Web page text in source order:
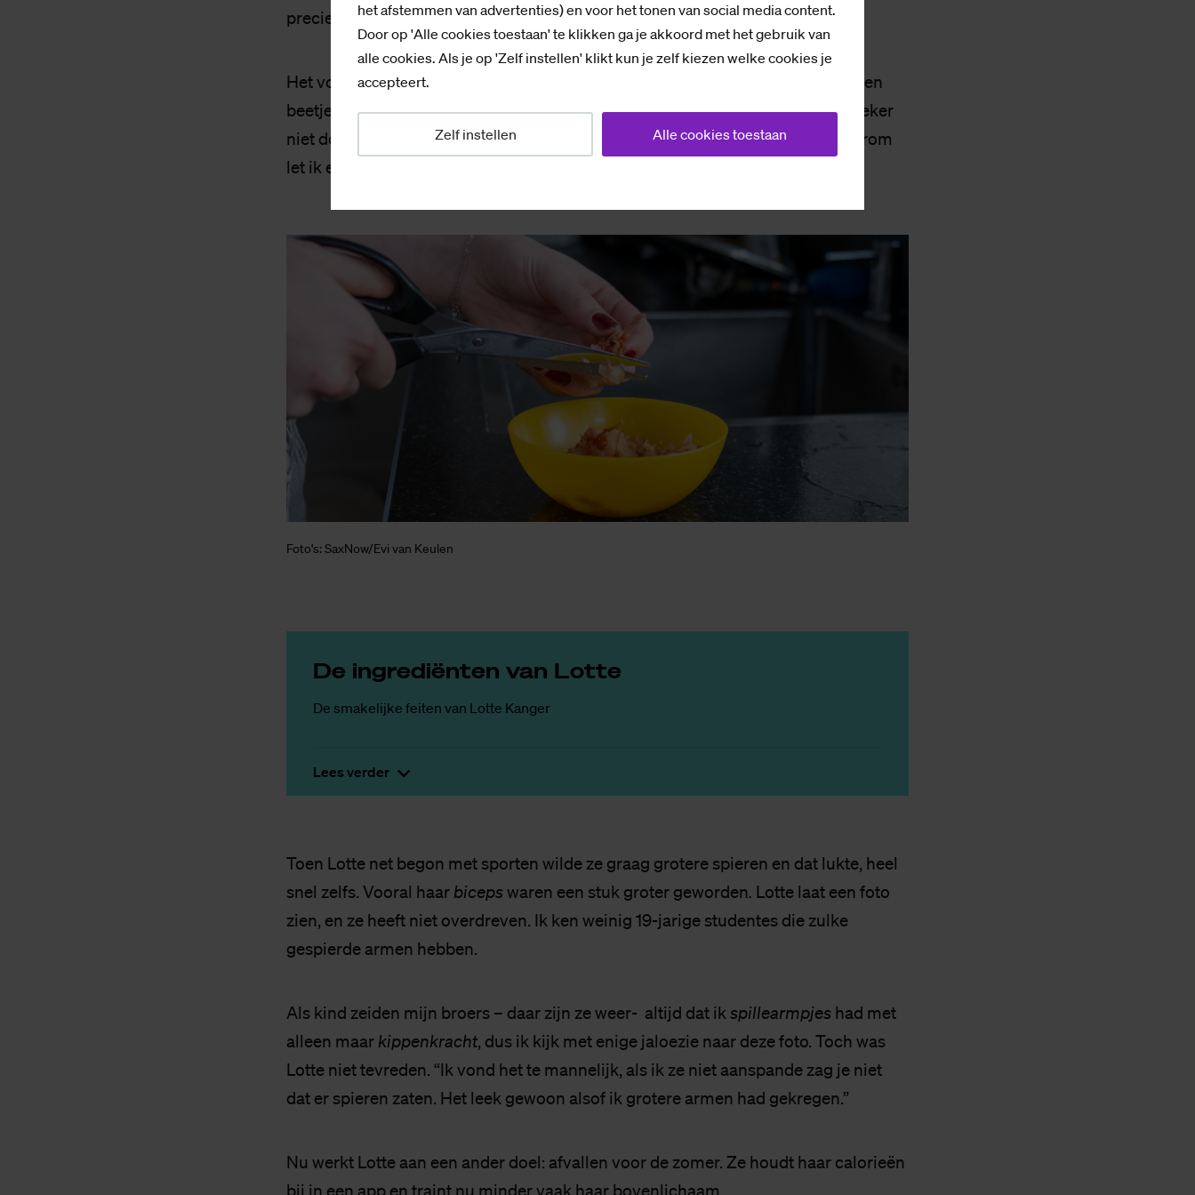
het afstemmen van advertenties) en voor het tonen van social media content.
Door op 'Alle cookies toestaan' te klikken ga je akkoord met het gebruik van
alle cookies. Als je op 'Zelf instellen' klikt kun je zelf kiezen welke cookies je
accepteert.
Zelf instellen Alle cookies toestaan
precies.
Het voelt alsof het een dagtaak is dit bij elk gerecht te doen. Ik schrik er zelfs een
beetje van, maar dat zal mijn gebrek aan zelfdiscipline zijn. Lotte zegt dat ze zeker
niet doorgeslagen is. “Ik vind het gewoon belangrijk dat ik gezond ben en daarom
let ik erop.”
Foto's: SaxNow/Evi van Keulen
De in­­­gre­­di­­ën­­ten van Lot­te
De smakelijke feiten van Lotte Kanger
Lees verder
Toen Lotte net begon met sporten wilde ze graag grotere spieren en dat lukte, heel
snel zelfs. Vooral haar bicepswaren een stuk groter geworden. Lotte laat een foto
zien, en ze heeft niet overdreven. Ik ken weinig 19-jarige studentes die zulke
gespierde armen hebben.
Als kind zeiden mijn broers – daar zijn ze weer- altijd dat ik spillearmpjes had met
alleen maar kippenkracht, dus ik kijk met enige jaloezie naar deze foto. Toch was
Lotte niet tevreden. “Ik vond het te mannelijk, als ik ze niet aanspande zag je niet
dat er spieren zaten. Het leek gewoon alsof ik grotere armen had gekregen.”
Nu werkt Lotte aan een ander doel: afvallen voor de zomer. Ze houdt haar calorieën
bij in een app en traint nu minder vaak haar bovenlichaam.